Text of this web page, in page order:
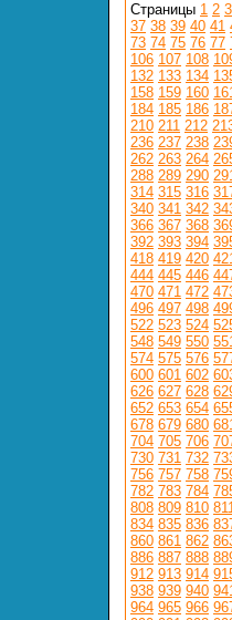
Страницы 1 2 3
37 38 39 40 41
73 74 75 76 77
106 107 108
132 133 134
158 159 160
184 185 186
210 211 212
236 237 238
262 263 264
288 289 290
314 315 316
340 341 342
366 367 368
392 393 394
418 419 420
444 445 446
470 471 472
496 497 498
522 523 524
548 549 550
574 575 576
600 601 602
626 627 628
652 653 654
678 679 680
704 705 706
730 731 732
756 757 758
782 783 784
808 809 810
834 835 836
860 861 862
886 887 888
912 913 914
938 939 940
964 965 966